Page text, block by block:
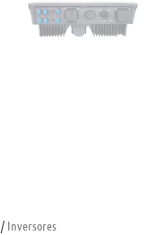
/ Inversores